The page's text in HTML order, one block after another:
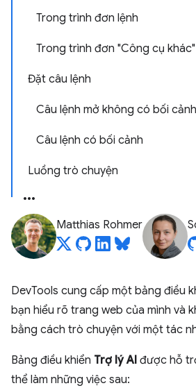
Trong trình đơn lệnh
Trong trình đơn "Công cụ khác"
Đặt câu lệnh
Câu lệnh mở không có bối cảnh
Câu lệnh có bối cảnh
Luồng trò chuyện
Matthias Rohmer
DevTools cung cấp một bảng điều
bạn hiểu rõ trang web của mình và
bằng cách trò chuyện với một tác
Bảng điều khiển Trợ lý AI được hỗ
thể làm những việc sau: